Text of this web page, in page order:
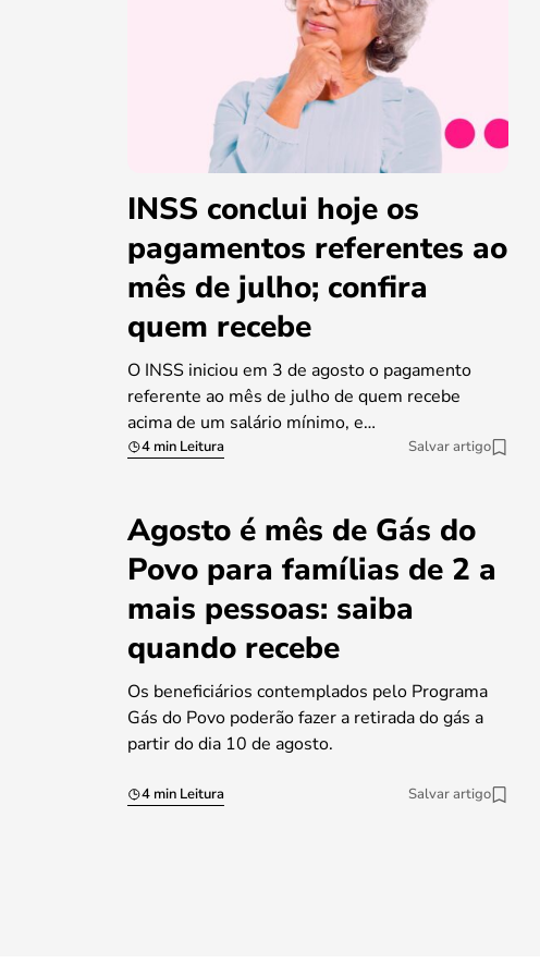
INSS conclui hoje os
pagamentos referentes ao
mês de julho; confira
quem recebe
O INSS iniciou em 3 de agosto o pagamento
referente ao mês de julho de quem recebe
acima de um salário mínimo, e…
4 min Leitura Salvar artigo
Agosto é mês de Gás do
Povo para famílias de 2 a
mais pessoas: saiba
quando recebe
Os beneficiários contemplados pelo Programa
Gás do Povo poderão fazer a retirada do gás a
partir do dia 10 de agosto.
4 min Leitura Salvar artigo